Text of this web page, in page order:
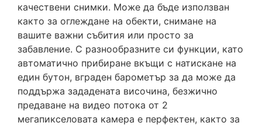
качествени снимки. Може да бъде използван
както за оглеждане на обекти, снимане на
вашите важни събития или просто за
забавление. С разнообразните си функции, като
автоматично прибиране вкъщи с натискане на
един бутон, вграден барометър за да може да
поддържа зададената височина, безжично
предаване на видео потока от 2
мегапикселовата камера е перфектен, както за